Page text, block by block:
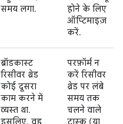
समय लगा.
होने के लिए
ऑप्टिमाइज़
करें.
ब्रॉडकास्ट
रिसीवर थ्रेड
कोई दूसरा
काम करने में
व्यस्त था.
इसलिए, वह
परफ़ॉर्म न
करें रिसीवर
थ्रेड पर लंबे
समय तक
चलने वाले
टास्क (या